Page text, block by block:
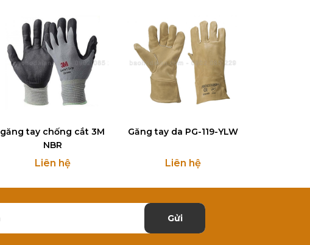
găng tay chống cắt 3M
NBR
Liên hệ
Găng tay da PG-119-YLW
Liên hệ
Gửi